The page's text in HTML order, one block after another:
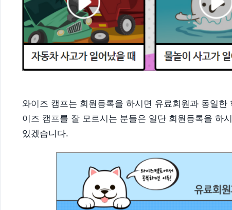
와이즈 캠프는 회원등록을 하시면 유료회원과 동일
이즈 캠프를 잘 모르시는 분들은 일단 회원등록을 하
있겠습니다.